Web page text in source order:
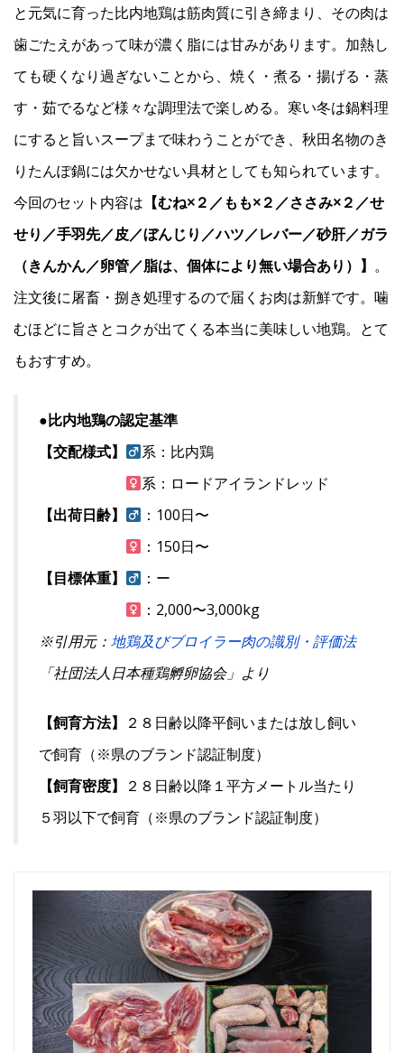
と元気に育った比内地鶏は筋肉質に引き締まり、その肉は
歯ごたえがあって味が濃く脂には甘みがあります。加熱し
ても硬くなり過ぎないことから、焼く・煮る・揚げる・蒸
す・茹でるなど様々な調理法で楽しめる。寒い冬は鍋料理
にすると旨いスープまで味わうことができ、秋田名物のき
りたんぽ鍋には欠かせない具材としても知られています。
今回のセット内容は 【むね×２／もも×２／ささみ×２／せ
せり／手羽先／皮／ぼんじり／ハツ／レバー／砂肝／ガラ
（きんかん／卵管／脂は、個体により無い場合あり）】 。
注文後に屠畜・捌き処理するので届くお肉は新鮮です。噛
むほどに旨さとコクが出てくる本当に美味しい地鶏。とて
もおすすめ。
●比内地鶏の認定基準
【交配様式】
系：比内鶏
系：ロードアイランドレッド
【出荷日齢】
：100日〜
：150日〜
【目標体重】
：ー
：2,000〜3,000kg
※引用元： 地鶏及びブロイラー肉の識別・評価法
「社団法人日本種鶏孵卵協会」より
【飼育方法】
２８日齢以降平飼いまたは放し飼い
で飼育（※県のブランド認証制度）
【飼育密度】
２８日齢以降１平方メートル当たり
５羽以下で飼育（※県のブランド認証制度）